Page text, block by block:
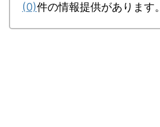
(0)件の情報提供があります。